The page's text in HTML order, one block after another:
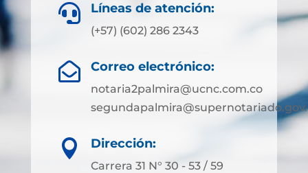
 Líneas de atención:
(+57) (602) 286 2343
 Correo electrónico:
notaria2palmira@ucnc.com.co
 Dirección:
Carrera 31 N° 30 - 53 / 59